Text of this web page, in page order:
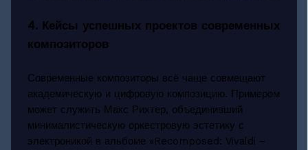
4. Кейсы успешных проектов современных
композиторов
Современные композиторы всё чаще совмещают
академическую и цифровую композицию. Примером
может служить Макс Рихтер, объединивший
минималистическую оркестровую эстетику с
электроникой в альбоме «Recomposed: Vivaldi –